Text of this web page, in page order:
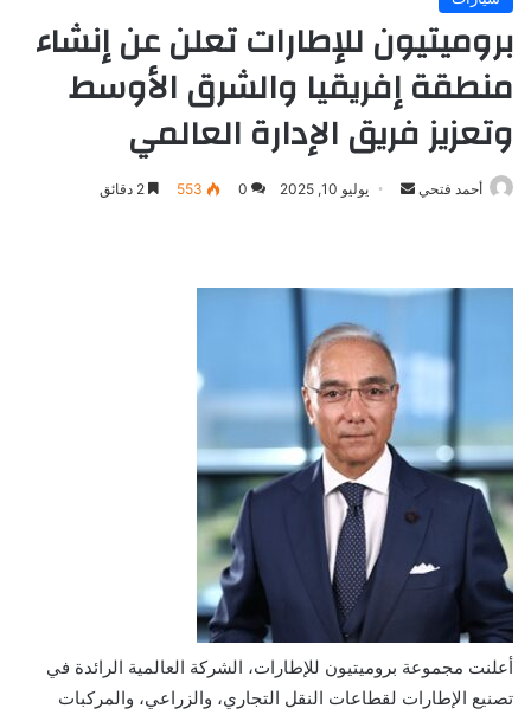
بروميتيون للإطارات تعلن عن إنشاء
منطقة إفريقيا والشرق الأوسط
وتعزيز فريق الإدارة العالمي
أحمد فتحي
أرسل يوليو 10, 2025 0
553
أعلنت مجموعة بروميتيون للإطارات، الشركة العالمية الرائدة في
تصنيع الإطارات لقطاعات النقل التجاري، والزراعي، والمركبات